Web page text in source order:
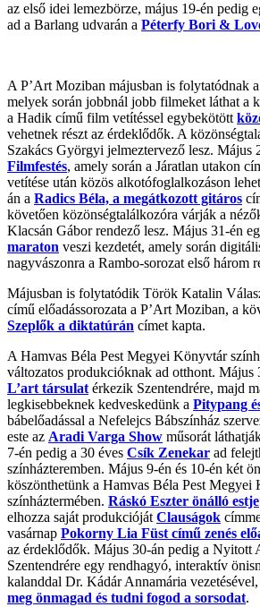
az első idei lemezbörze, május 19-én pedig
ad a Barlang udvarán a Péterfy Bori &
A P’Art Moziban májusban is folytatódnak
melyek során jobbnál jobb filmeket láthat a
a Hadik című film vetítéssel egybekötött
vehetnek részt az érdeklődők. A
Szakács Györgyi jelmeztervező lesz. Május
Filmfestés, amely során a Járatlan utakon
vetítése után közös alkotófoglalkozáson
án a Radics Béla, a megátkozott gitáros
követően közönségtalálkozóra várják a
Klacsán Gábor rendező lesz. Május 31-én
maraton veszi kezdetét, amely során
nagyvászonra a Rambo-sorozat első három
Májusban is folytatódik Török Katalin
című előadássorozata a P’Art Moziban, a
Szeplők a diktatúrán címet kapta.
A Hamvas Béla Pest Megyei Könyvtár
változatos produkcióknak ad otthont. Május
L’art társulat érkezik Szentendrére, majd
legkisebbeknek kedveskedünk a Pitypang
bábelőadással a Nefelejcs Bábszínház
este az Aradi Varga Show műsorát
7-én pedig a 30 éves Csík Zenekar ad
színházteremben. Május 9-én és 10-én két
köszönthetünk a Hamvas Béla Pest Megyei
színháztermében. Ráskó Eszter önálló estje
elhozza saját produkcióját Clauságok
vasárnap Pokorny Lia Füst című zenés
az érdeklődők. Május 30-án pedig a Nyitott
Szentendrére egy rendhagyó, interaktív
kalanddal Dr. Kádár Annamária
meg önmagad és tudni fogod a sorsodat.